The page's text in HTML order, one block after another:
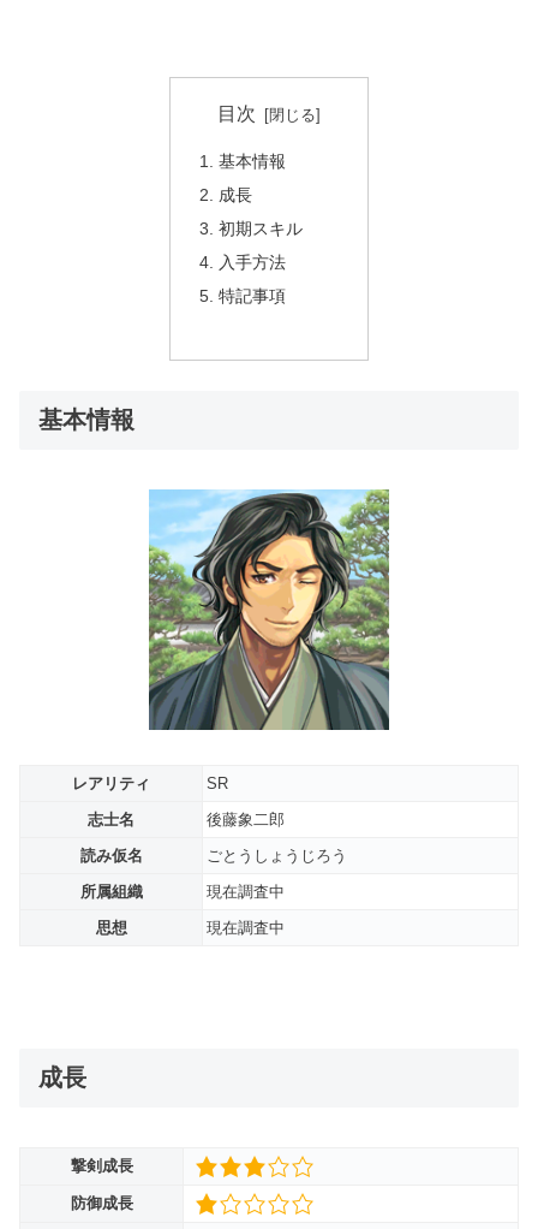
目次
基本情報
成長
初期スキル
入手方法
特記事項
基本情報
レアリティ
SR
志士名
後藤象二郎
読み仮名
ごとうしょうじろう
所属組織
現在調査中
思想
現在調査中
成長
撃剣成長
防御成長